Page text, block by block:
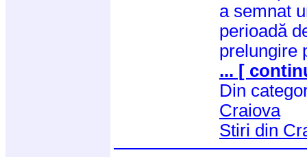
a semnat
perioadă
prelungire
... [
Din
Craiova
Stiri din